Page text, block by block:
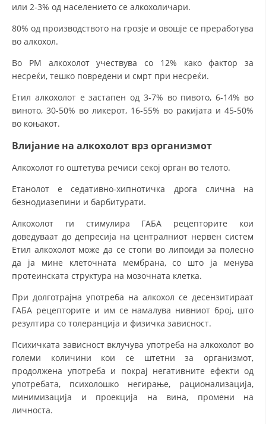
или 2-3% од населението се алкохоличари.
80% од производството на грозје и овошје се преработува
во алкохол.
Во РМ алкохолот учествува со 12% како фактор за
несреќи, тешко повредени и смрт при несреќи.
Етил алкохолот е застапен од 3-7% во пивото, 6-14% во
виното, 30-50% во ликерот, 16-55% во ракијата и 45-50%
во коњакот.
Влијание на алкохолот врз организмот
Алкохолот го оштетува речиси секој орган во телото.
Етанолот е седативно-хипнотичка дрога слична на
безнодиазепини и барбитурати.
Алкохолот ги стимулира ГАБА рецепторите кои
доведуваат до депресија на централниот нервен систем
Етил алкохолот може да се стопи во липоиди за полесно
да ја мине клеточната мембрана, со што ја менува
протеинската структура на мозочната клетка.
При долготрајна употреба на алкохол се десензитираат
ГАБА рецепторите и им се намалува нивниот број, што
резултира со толеранција и физичка зависност.
Психичката зависност вклучува употреба на алкохолот во
големи количини кои се штетни за организмот,
продолжена употреба и покрај негативните ефекти од
употребата, психолошко негирање, рационализација,
минимизација и проекција на вина, промени на
личноста.